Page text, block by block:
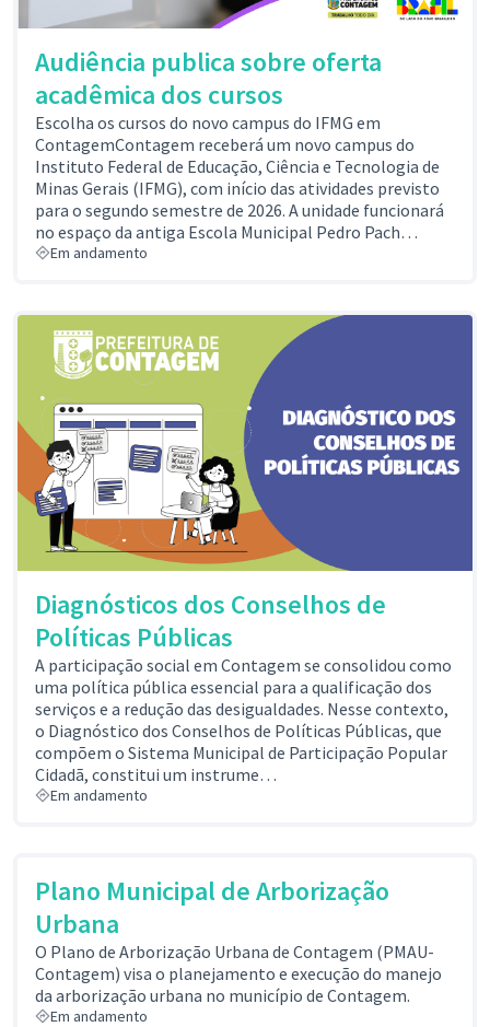
Audiência publica sobre oferta
acadêmica dos cursos
Escolha os cursos do novo campus do IFMG em
ContagemContagem receberá um novo campus do
Instituto Federal de Educação, Ciência e Tecnologia de
Minas Gerais (IFMG), com início das atividades previsto
para o segundo semestre de 2026. A unidade funcionará
no espaço da antiga Escola Municipal Pedro Pach…
Em andamento
Diagnósticos dos Conselhos de
Políticas Públicas
A participação social em Contagem se consolidou como
uma política pública essencial para a qualificação dos
serviços e a redução das desigualdades. Nesse contexto,
o Diagnóstico dos Conselhos de Políticas Públicas, que
compõem o Sistema Municipal de Participação Popular
Cidadã, constitui um instrume…
Em andamento
Plano Municipal de Arborização
Urbana
O Plano de Arborização Urbana de Contagem (PMAU-
Contagem) visa o planejamento e execução do manejo
da arborização urbana no município de Contagem.
Em andamento